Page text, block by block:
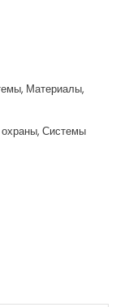
Материалы,
охраны, Системы